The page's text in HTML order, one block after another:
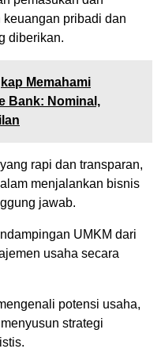
pribadi dan
diberikan.
Memahami
Bank: Nominal,
rapi dan transparan,
menjalankan bisnis
jawab.
UMKM dari
usaha secara
potensi usaha,
strategi